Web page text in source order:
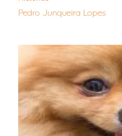
Pedro Junqueira Lopes